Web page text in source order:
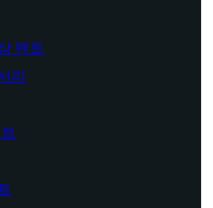
텐트
리